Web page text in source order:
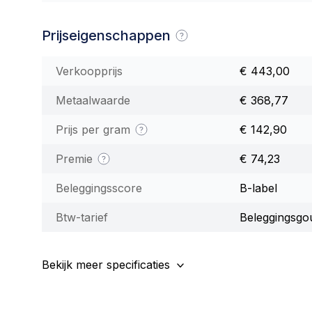
Prijseigenschappen
Verkoopprijs € 443,00
Metaalwaarde € 368,77
Prijs per gram € 142,90
Premie € 74,23
Beleggingsscore B-label
Btw-tarief
Bekijk meer specificaties